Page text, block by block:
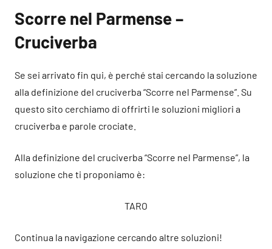
Scorre nel Parmense –
Cruciverba
Se sei arrivato fin qui, è perché stai cercando la soluzione
alla definizione del cruciverba “Scorre nel Parmense”. Su
questo sito cerchiamo di offrirti le soluzioni migliori a
cruciverba e parole crociate.
Alla definizione del cruciverba “Scorre nel Parmense”, la
soluzione che ti proponiamo è:
TARO
Continua la navigazione cercando altre soluzioni!